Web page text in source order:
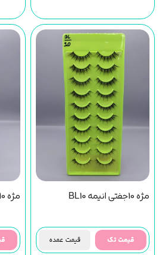
مژه 10جفتی انیمه BL10
قیمت تک قیمت عمده
مژه 10جفتی انیمه BL12